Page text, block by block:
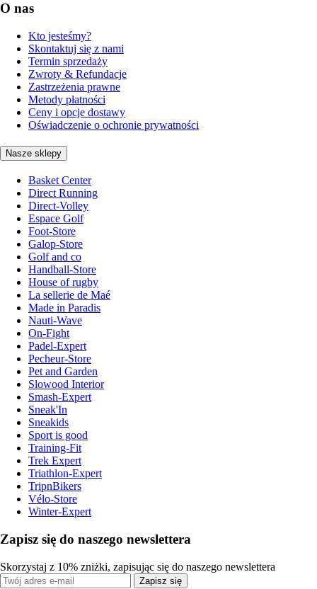
O nas
Kto jesteśmy?
Skontaktuj się z nami
Termin sprzedaży
Zwroty & Refundacje
Zastrzeżenia prawne
Metody płatności
Ceny i opcje dostawy
Oświadczenie o ochronie prywatności
Nasze sklepy
Basket Center
Direct Running
Direct-Volley
Espace Golf
Foot-Store
Galop-Store
Golf and co
Handball-Store
House of rugby
La sellerie de Maé
Made in Paradis
Nauti-Wave
On-Fight
Padel-Expert
Pecheur-Store
Pet and Garden
Slowood Interior
Smash-Expert
Sneak'In
Sneakids
Sport is good
Training-Fit
Trek Expert
Triathlon-Expert
TripnBikers
Vélo-Store
Winter-Expert
Zapisz się do naszego newslettera
Skorzystaj z 10% zniżki, zapisując się do naszego newslettera
Zapisz się